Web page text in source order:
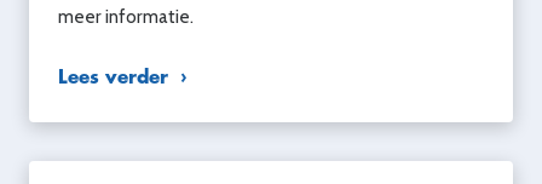
meer informatie.
Lees verder